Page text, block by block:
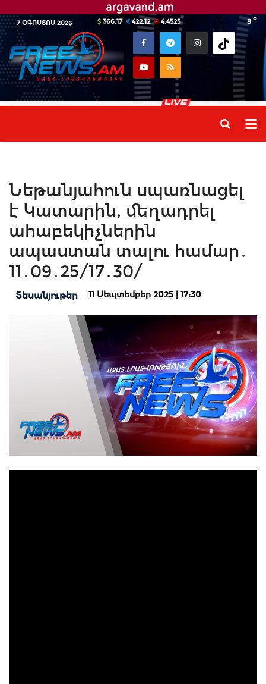
7 ՕԳՈՍՏՈՍ 2026 8 o
366.17 422.12 4.4525
Նեթանյահուն սպառնացել
է Կատարին, մեղադրել
ահաբեկիչներին
ապաստան տալու համար․
11․09․25/17․30/
Տեսանյութեր 11 Սեպտեմբեր 2025 | 17:30